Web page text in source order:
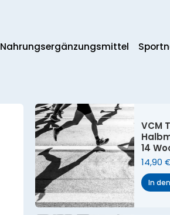
Nahrungsergänzungs­mittel
VCM
14
14,90
In